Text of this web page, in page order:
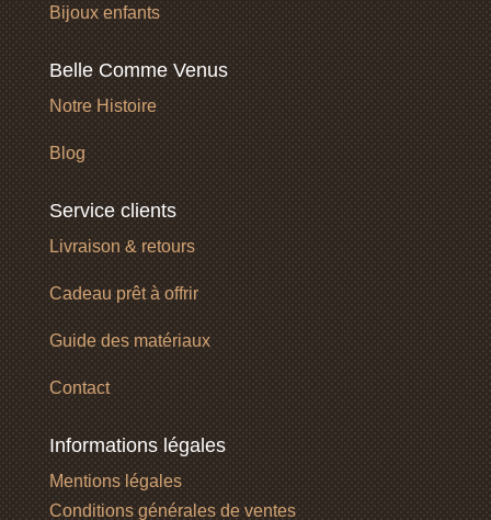
Bijoux enfants
Belle Comme Venus
Notre Histoire
Blog
Service clients
Livraison & retours
Cadeau prêt à offrir
Guide des matériaux
Contact
Informations légales
Mentions légales
Conditions générales de ventes